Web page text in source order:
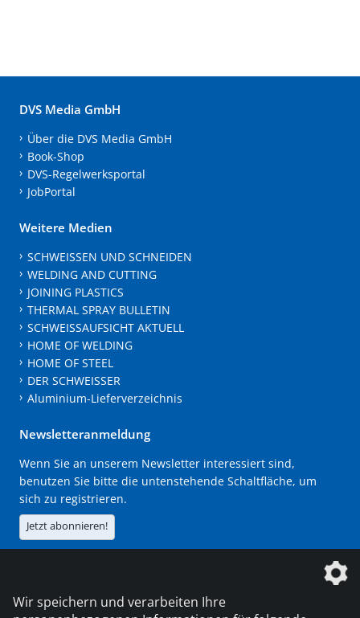
DVS Media GmbH
Über die DVS Media GmbH
Book-Shop
DVS-Regelwerksportal
JobPortal
Weitere Medien
SCHWEISSEN UND SCHNEIDEN
WELDING AND CUTTING
JOINING PLASTICS
THERMAL SPRAY BULLETIN
SCHWEISSAUFSICHT AKTUELL
HOME OF WELDING
HOME OF STEEL
DER SCHWEISSER
Aluminium-Lieferverzeichnis
Newsletteranmeldung
Wenn Sie an unserem Newsletter interessiert sind,
benutzen Sie bitte die untenstehende Schaltfläche, um
sich zu registrieren.
Jetzt abonnieren!
Die DVS Media GmbH ist ein Unternehmen der
Wir speichern und verarbeiten Ihre